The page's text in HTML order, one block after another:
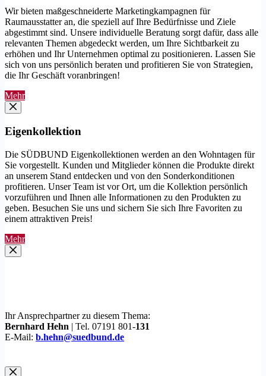
Wir bieten maßgeschneiderte Marketingkampagnen für
Raumausstatter an, die speziell auf Ihre Bedürfnisse und Ziele
abgestimmt sind. Unsere individuelle Beratung sorgt dafür, dass alle
relevanten Themen abgedeckt werden, um Ihre Sichtbarkeit zu
erhöhen und Ihr Unternehmen optimal zu positionieren. Lassen Sie
sich von uns persönlich beraten und profitieren Sie von Strategien,
die Ihr Geschäft voranbringen!
Mehr
Eigenkollektion
Die SÜDBUND Eigenkollektionen werden an den Wohntagen für
Sie vorgestellt. Kunden und Mitglieder können die Produkte direkt
an unserem Stand entdecken und von den Sonderkonditionen
profitieren. Unser Team ist vor Ort, um die Kollektion persönlich
vorzuführen und Ihnen alle Informationen zu den Produkten zu
geben. Besuchen Sie uns und sichern Sie sich Ihre Favoriten zu
einem attraktiven Preis!
Mehr
Ihr Ansprechpartner zu diesem Thema:
Bernhard Hehn | Tel. 07191 801-131
E-Mail: b.hehn@suedbund.de